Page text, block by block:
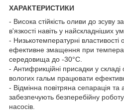
ХАРАКТЕРИСТИКИ
- Висока стійкість оливи до зсуву
в'язкості навіть у найскладніших
- Низькотемпературні властивості
ефективне змащення при
середовища до -30°C.
- Антифрикційні присадки у
вологих гальм працювати
- Відмінна повітряна сепарація та
забезпечують безперебійну
насосів.